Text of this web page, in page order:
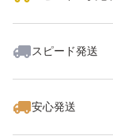
スピード発送
安心発送